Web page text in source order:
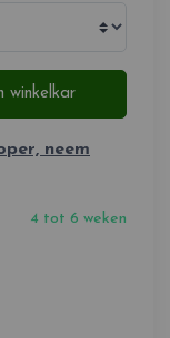
winkelkar
neem
4 tot 6 weken